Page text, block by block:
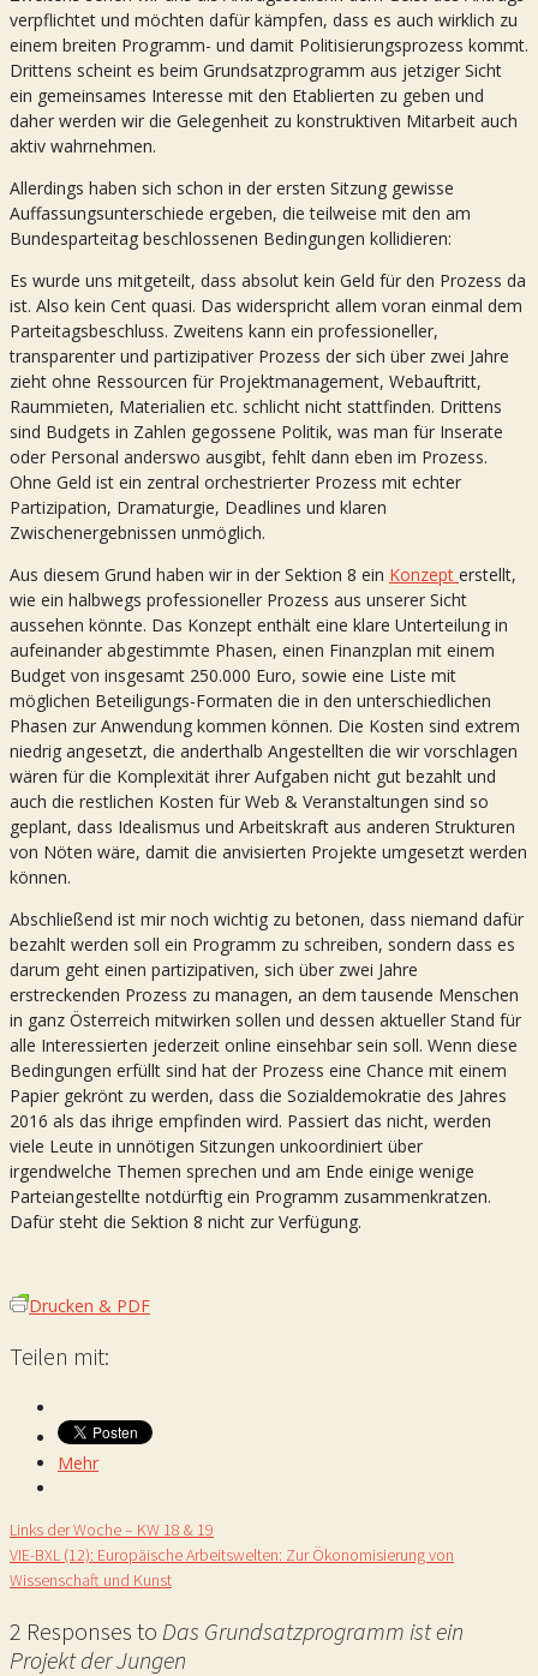
verpflichtet und möchten dafür kämpfen, dass es auch wirklich zu
einem breiten Programm- und damit Politisierungsprozess kommt.
Drittens scheint es beim Grundsatzprogramm aus jetziger Sicht
ein gemeinsames Interesse mit den Etablierten zu geben und
daher werden wir die Gelegenheit zu konstruktiven Mitarbeit auch
aktiv wahrnehmen.
Allerdings haben sich schon in der ersten Sitzung gewisse
Auffassungsunterschiede ergeben, die teilweise mit den am
Bundesparteitag beschlossenen Bedingungen kollidieren:
Es wurde uns mitgeteilt, dass absolut kein Geld für den Prozess da
ist. Also kein Cent quasi. Das widerspricht allem voran einmal dem
Parteitagsbeschluss. Zweitens kann ein professioneller,
transparenter und partizipativer Prozess der sich über zwei Jahre
zieht ohne Ressourcen für Projektmanagement, Webauftritt,
Raummieten, Materialien etc. schlicht nicht stattfinden. Drittens
sind Budgets in Zahlen gegossene Politik, was man für Inserate
oder Personal anderswo ausgibt, fehlt dann eben im Prozess.
Ohne Geld ist ein zentral orchestrierter Prozess mit echter
Partizipation, Dramaturgie, Deadlines und klaren
Zwischenergebnissen unmöglich.
Aus diesem Grund haben wir in der Sektion 8 ein Konzept erstellt,
wie ein halbwegs professioneller Prozess aus unserer Sicht
aussehen könnte. Das Konzept enthält eine klare Unterteilung in
aufeinander abgestimmte Phasen, einen Finanzplan mit einem
Budget von insgesamt 250.000 Euro, sowie eine Liste mit
möglichen Beteiligungs-Formaten die in den unterschiedlichen
Phasen zur Anwendung kommen können. Die Kosten sind extrem
niedrig angesetzt, die anderthalb Angestellten die wir vorschlagen
wären für die Komplexität ihrer Aufgaben nicht gut bezahlt und
auch die restlichen Kosten für Web & Veranstaltungen sind so
geplant, dass Idealismus und Arbeitskraft aus anderen Strukturen
von Nöten wäre, damit die anvisierten Projekte umgesetzt werden
können.
Abschließend ist mir noch wichtig zu betonen, dass niemand dafür
bezahlt werden soll ein Programm zu schreiben, sondern dass es
darum geht einen partizipativen, sich über zwei Jahre
erstreckenden Prozess zu managen, an dem tausende Menschen
in ganz Österreich mitwirken sollen und dessen aktueller Stand für
alle Interessierten jederzeit online einsehbar sein soll. Wenn diese
Bedingungen erfüllt sind hat der Prozess eine Chance mit einem
Papier gekrönt zu werden, dass die Sozialdemokratie des Jahres
2016 als das ihrige empfinden wird. Passiert das nicht, werden
viele Leute in unnötigen Sitzungen unkoordiniert über
irgendwelche Themen sprechen und am Ende einige wenige
Parteiangestellte notdürftig ein Programm zusammenkratzen.
Dafür steht die Sektion 8 nicht zur Verfügung.
Drucken & PDF
Teilen mit:
Mehr
Links der Woche – KW 18 & 19
VIE-BXL (12): Europäische Arbeitswelten: Zur Ökonomisierung von
Wissenschaft und Kunst
2 Responses to Das Grundsatzprogramm ist ein
Projekt der Jungen